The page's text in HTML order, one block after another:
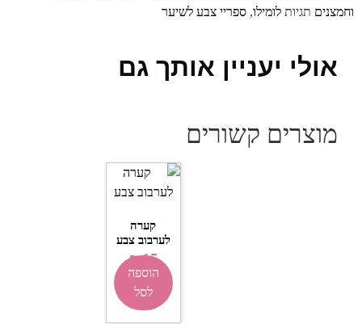
וחמצנים תגיות לומילו, ספריי צבע לשיער
אולי יעניין אותך גם
מוצרים קשורים
קערה
לערבוב צבע
₪15
הוספה
לסל